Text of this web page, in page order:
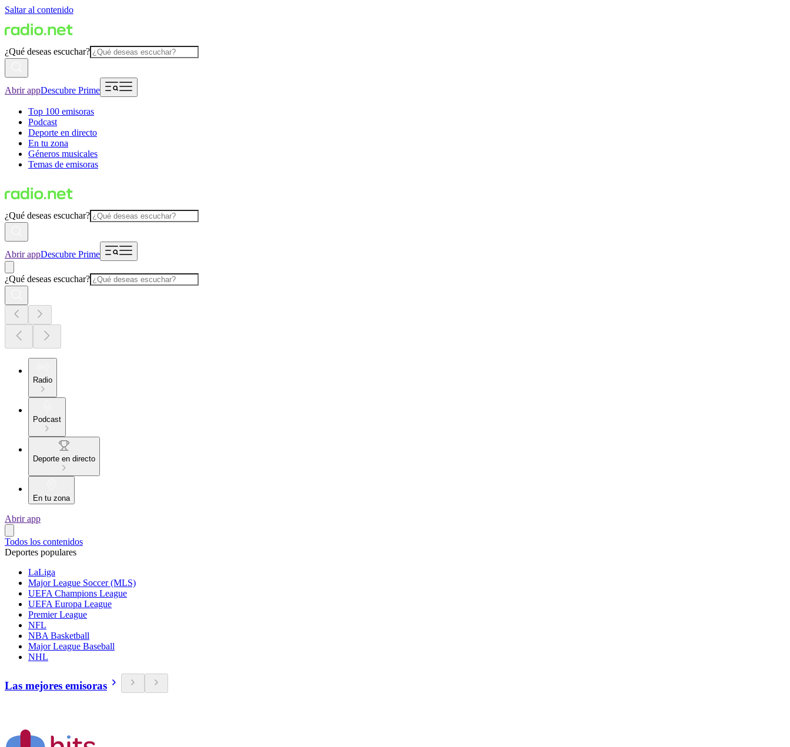
Saltar al contenido
¿Qué deseas escuchar?
Abrir appDescubre Prime
Top 100 emisoras
Podcast
Deporte en directo
En tu zona
Géneros musicales
Temas de emisoras
¿Qué deseas escuchar?
Abrir appDescubre Prime
¿Qué deseas escuchar?
Radio
Podcast
Deporte en directo
En tu zona
Abrir app
Todos los contenidos
Deportes populares
LaLiga
Major League Soccer (MLS)
UEFA Champions League
UEFA Europa League
Premier League
NFL
NBA Basketball
Major League Baseball
NHL
Las mejores emisoras